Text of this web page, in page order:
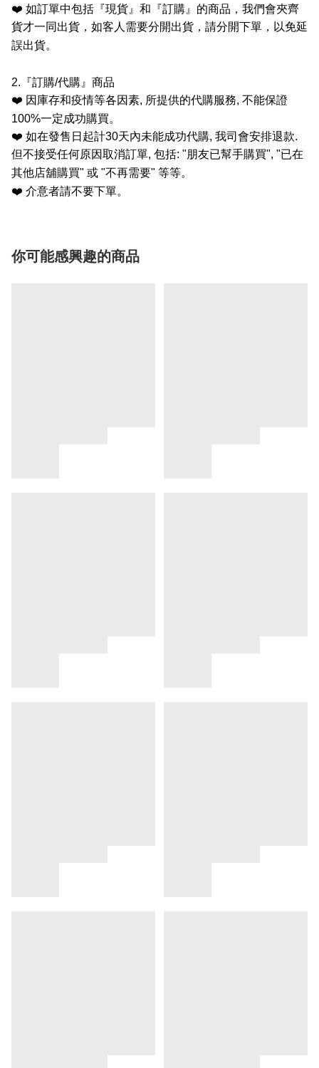
❤️ 如訂單中包括『現貨』和『訂購』的商品，我們會夾齊
貨才一同出貨，如客人需要分開出貨，請分開下單，以免延
誤出貨。
2. 『訂購/代購』商品
❤️ 因庫存和疫情等各因素, 所提供的代購服務, 不能保證
100%一定成功購買。
❤️ 如在發售日起計30天內未能成功代購, 我司會安排退款.
但不接受任何原因取消訂單, 包括: "朋友已幫手購買", "已在
其他店舖購買" 或 "不再需要" 等等。
❤️ 介意者請不要下單。
你可能感興趣的商品